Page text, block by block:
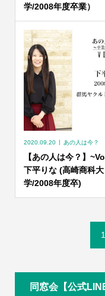
学/2008年度卒業）
2020.09.20 あの人は今？
【あの人は今？】
下平りな (高崎商科大
学/2008年度卒)
1
同窓会【公式